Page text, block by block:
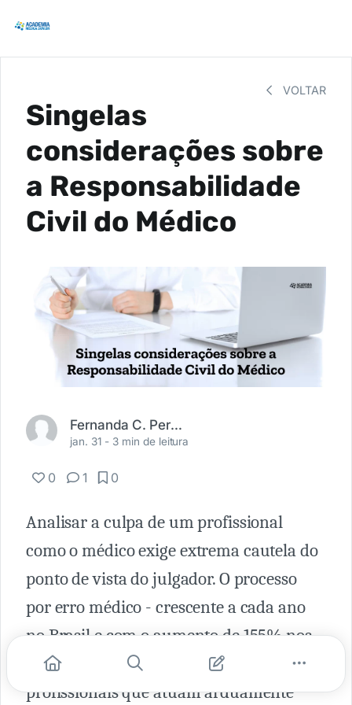
VOLTAR
Singelas
considerações sobre
a Responsabilidade
Civil do Médico
Fernanda C. Perin Câmara
jan. 31 - 3 min de leitura
0 1 0
Analisar a culpa de um profissional
como o médico exige extrema cautela do
ponto de vista do julgador. O processo
por erro médico - crescente a cada ano
no Brasil e com o aumento de 155% nos
últimos 6 anos – assombra os
profissionais que atuam arduamente